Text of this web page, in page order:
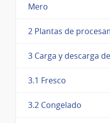
Mero
2 Plantas de
3 Carga y descarga
3.1 Fresco
3.2 Congelado